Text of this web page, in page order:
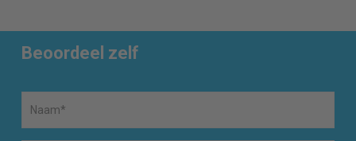
Beoordeel zelf